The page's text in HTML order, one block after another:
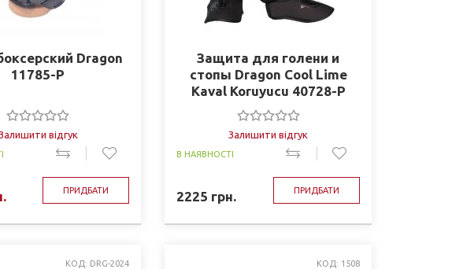
Dragon
11785-P
відгук
ПРИДБАТИ
Защита для голени и
стопы Dragon Cool Lime
Kaval Koruyucu 40728-P
Залишити відгук
В НАЯВНОСТІ
2225 грн. ПРИДБАТИ
КОД: DRG-2024 КОД: 1508